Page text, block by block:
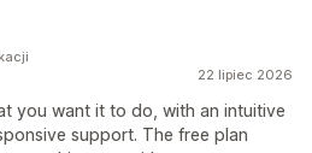
22 lipiec 2026
you want it to do, with an intuitive
support. The free plan